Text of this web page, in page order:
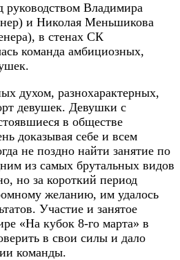
руководством Владимира
и Николая Меньшикова
в стенах СК
команда амбициозных,
духом, разнохарактерных,
девушек. Девушки с
в обществе
доказывая себе и всем
не поздно найти занятие по
из самых брутальных видов
но за короткий период
желанию, им удалось
Участие и занятое
«На кубок 8-го марта» в
в свои силы и дало
команды.